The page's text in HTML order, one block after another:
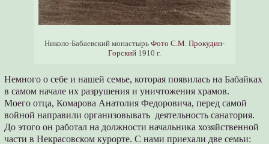
Николо-Бабаевский монастырь Фото С.М. Прокудин-
Горский 1910 г.
Немного о себе и нашей семье, которая появилась на Бабайках
в самом начале их разрушения и уничтожения храмов.
Моего отца, Комарова Анатолия Федоровича, перед самой
войной направили организовывать деятельность санатория.
До этого он работал на должности начальника хозяйственной
части в Некрасовском курорте. С нами приехали две семьи: